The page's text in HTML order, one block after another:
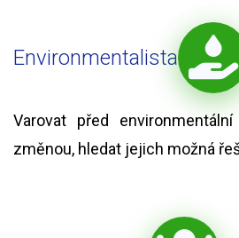
Environmentalista
Varovat před
změnou, hledat jejich možná